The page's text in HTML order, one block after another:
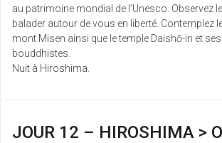
au patrimoine mondial de l’Unesco. Observez
balader autour de vous en liberté. Contemplez
mont Misen ainsi que le temple Daishō-in et
bouddhistes.
Nuit à Hiroshima.
JOUR 12 – HIROSHIMA >